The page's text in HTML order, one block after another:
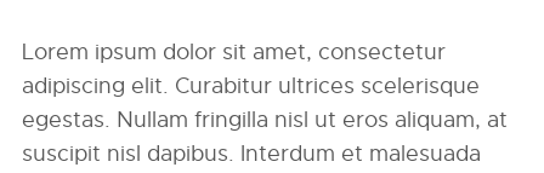
Lorem ipsum dolor sit amet, consectetur
adipiscing elit. Curabitur ultrices scelerisque
egestas. Nullam fringilla nisl ut eros aliquam, at
suscipit nisl dapibus. Interdum et malesuada